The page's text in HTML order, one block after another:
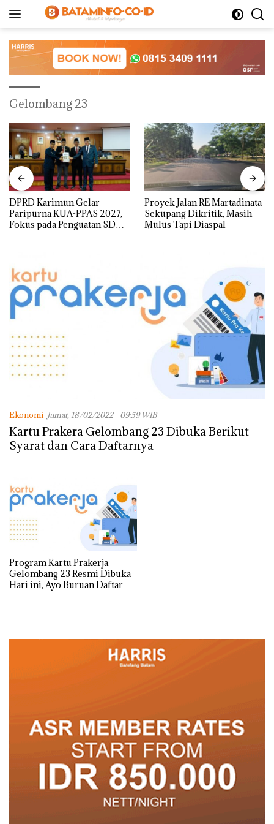
Gelombang 23
DPRD Karimun Gelar
Paripurna KUA-PPAS 2027,
Fokus pada Penguatan SDM,
Proyek Jalan RE Martadinata
Sekupang Dikritik, Masih
Mulus Tapi Diaspal
Ekonomi Jumat, 18/02/2022 - 09:59 WIB
Kartu Prakera Gelombang 23 Dibuka Berikut
Syarat dan Cara Daftarnya
Program Kartu Prakerja
Gelombang 23 Resmi Dibuka
Hari ini, Ayo Buruan Daftar